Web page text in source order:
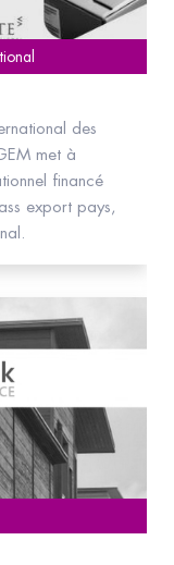
des
met à
financé
export pays,